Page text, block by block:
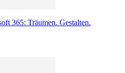
365: Träumen. Gestalten.